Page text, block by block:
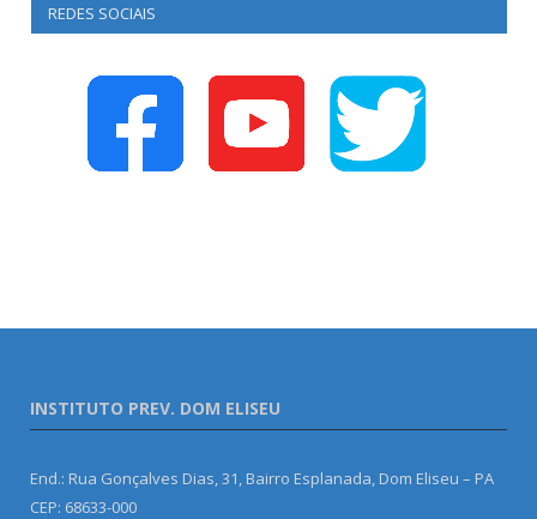
REDES SOCIAIS
INSTITUTO PREV. DOM ELISEU
End.: Rua Gonçalves Dias, 31, Bairro Esplanada, Dom Eliseu – PA
CEP: 68633-000